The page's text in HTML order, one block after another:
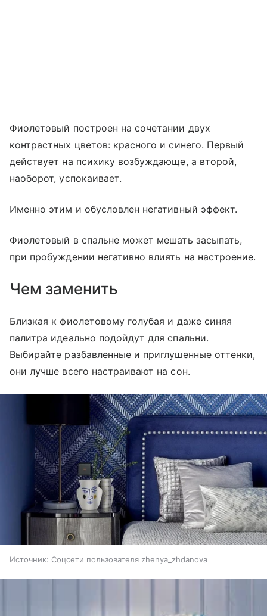
Фиолетовый построен на сочетании двух
контрастных цветов: красного и синего. Первый
действует на психику возбуждающе, а второй,
наоборот, успокаивает.
Именно этим и обусловлен негативный эффект.
Фиолетовый в спальне может мешать засыпать,
при пробуждении негативно влиять на настроение.
Чем заменить
Близкая к фиолетовому голубая и даже синяя
палитра идеально подойдут для спальни.
Выбирайте разбавленные и приглушенные оттенки,
они лучше всего настраивают на сон.
Источник: Соцсети пользователя zhenya_zhdanova